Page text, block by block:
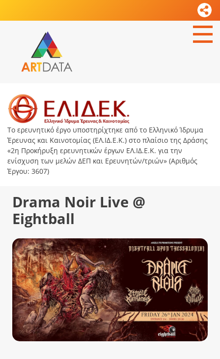
Το ερευνητικό έργο υποστηρίχτηκε από το Ελληνικό Ίδρυμα
Έρευνας και Καινοτομίας (ΕΛ.ΙΔ.Ε.Κ.) στο πλαίσιο της Δράσης
«2η Προκήρυξη ερευνητικών έργων ΕΛ.ΙΔ.Ε.Κ. για την
ενίσχυση των μελών ΔΕΠ και Ερευνητών/τριών» (Αριθμός
Έργου: 3607)
Drama Noir Live @
Eightball